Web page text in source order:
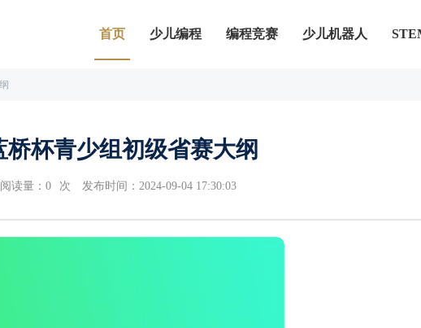
首页 少儿编程 编程竞赛 少儿机器人
桥杯青少组初级省赛大纲
阅读量： 0 次 发布时间：2024-09-04 17:30:03